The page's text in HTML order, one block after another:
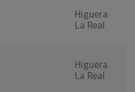
Higuera
La Real
Higuera
La Real